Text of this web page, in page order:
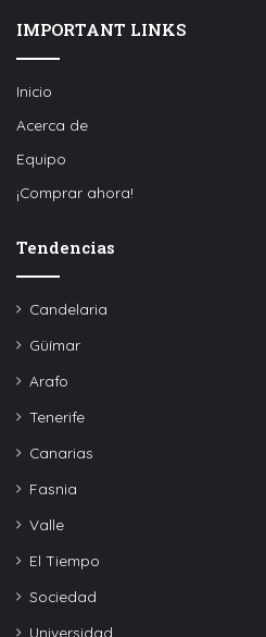
IMPORTANT LINKS
Inicio
Acerca de
Equipo
¡Comprar ahora!
Tendencias
Candelaria
Güímar
Arafo
Tenerife
Canarias
Fasnia
Valle
El Tiempo
Sociedad
Universidad